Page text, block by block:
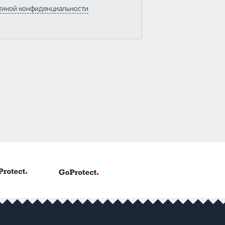
конфиденциальности